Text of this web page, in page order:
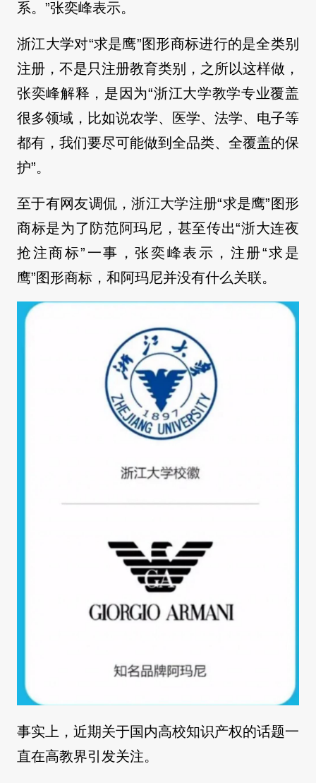
系。”张奕峰表示。
浙江大学对“求是鹰”图形商标进行的是全类别
注册，不是只注册教育类别，之所以这样做，
张奕峰解释，是因为“浙江大学教学专业覆盖
很多领域，比如说农学、医学、法学、电子等
都有，我们要尽可能做到全品类、全覆盖的保
护”。
至于有网友调侃，浙江大学注册“求是鹰”图形
商标是为了防范阿玛尼，甚至传出“浙大连夜
抢注商标”一事，张奕峰表示，注册“求是
鹰”图形商标，和阿玛尼并没有什么关联。
事实上，近期关于国内高校知识产权的话题一
直在高教界引发关注。